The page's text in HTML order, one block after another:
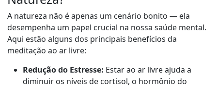
A natureza não é apenas um cenário bonito — ela
desempenha um papel crucial na nossa saúde mental.
Aqui estão alguns dos principais benefícios da
meditação ao ar livre:
Redução do Estresse: Estar ao ar livre ajuda a
diminuir os níveis de cortisol, o hormônio do